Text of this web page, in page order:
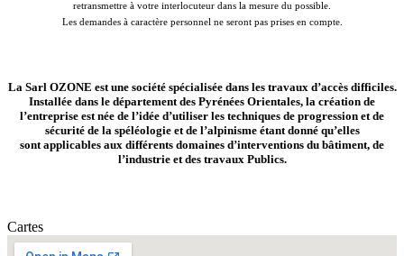
retransmettre à votre interlocuteur dans la mesure du possible.
Les demandes à caractère personnel ne seront pas prises en compte.
La Sarl OZONE est une société spécialisée dans les travaux d’accès difficiles.
Installée dans le département des Pyrénées Orientales, la création de
l’entreprise est née de l’idée d’utiliser les techniques de progression et de
sécurité de la spéléologie et de l’alpinisme étant donné qu’elles
sont applicables aux différents domaines d’interventions du bâtiment, de
l’industrie et des travaux Publics.
Cartes